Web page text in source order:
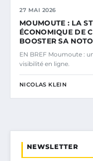
27 MAI 2026
MOUMOUTE : LA
ÉCONOMIQUE DE
BOOSTER SA
EN BREF Moumoute :
visibilité en ligne.
NICOLAS KLEIN
NEWSLETTER